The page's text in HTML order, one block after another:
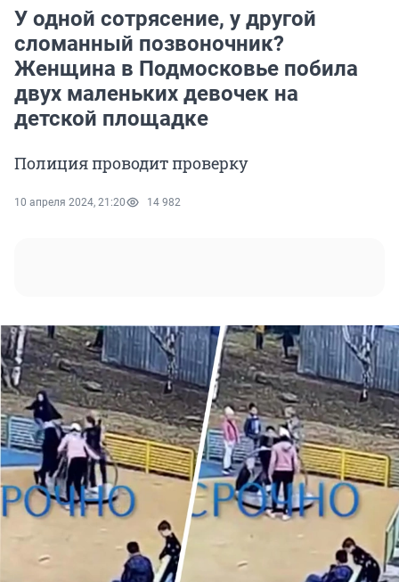
У одной сотрясение, у другой
сломанный позвоночник?
Женщина в Подмосковье побила
двух маленьких девочек на
детской площадке
Полиция проводит проверку
10 апреля 2024, 21:20 14 982